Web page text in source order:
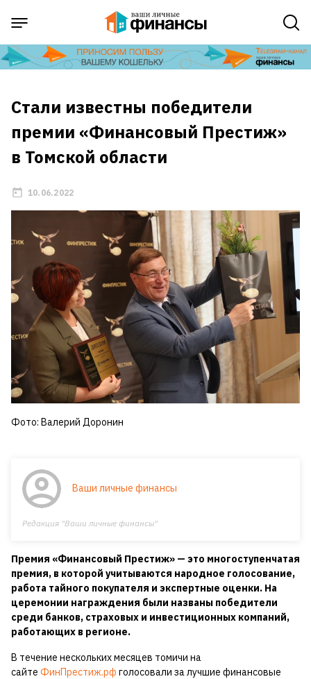
Стали известны победители
премии «Финансовый Престиж»
в Томской области
10.06.2022
Фото: Валерий Доронин
Ваши личные финансы
Редакция "Ваши личные финансы"
Премия «Финансовый Престиж» — это многоступенчатая
премия, в которой учитываются народное голосование,
работа тайного покупателя и экспертные оценки. На
церемонии награждения были названы победители
среди банков, страховых и инвестиционных компаний,
работающих в регионе.
В течение нескольких месяцев томичи на
сайте ФинПрестиж.рф голосовали за лучшие финансовые